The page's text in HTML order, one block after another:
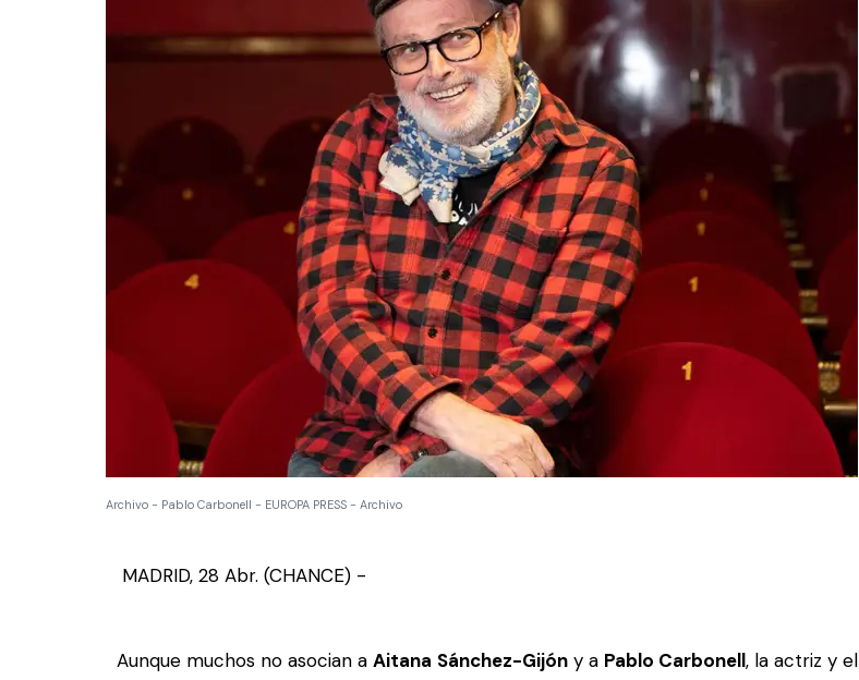
Archivo - Pablo Carbonell - EUROPA PRESS - Archivo
MADRID, 28 Abr. (CHANCE) -
Aunque muchos no asocian aAitana Sánchez-Gijóny a Pablo Carbonell, la actriz y el